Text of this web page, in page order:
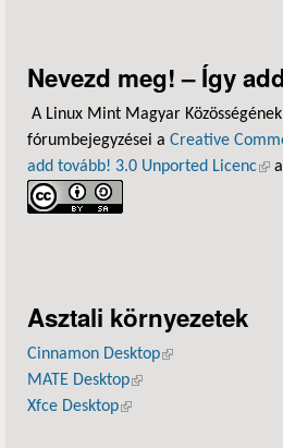
Nevezd meg! – Így
A Linux Mint Magyar
fórumbejegyzései a Creative
add tovább! 3.0 Unported Licenc
Asztali környezetek
Cinnamon Desktop(külső hivatkozás)
MATE Desktop(külső hivatkozás)
Xfce Desktop(külső hivatkozás)